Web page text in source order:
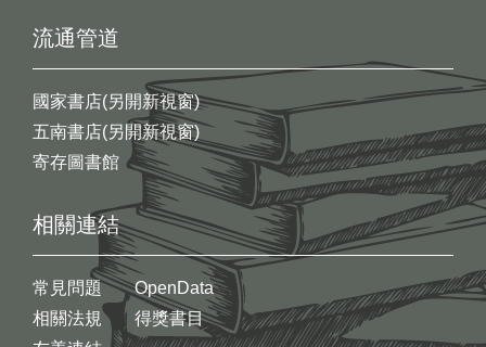
流通管道
國家書店(另開新視窗)
五南書店(另開新視窗)
寄存圖書館
相關連結
常見問題
相關法規
OpenData
得獎書目